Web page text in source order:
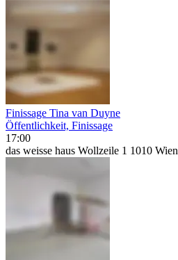
Finissage Tina van Duyne
Öffentlichkeit, Finissage
17:00
das weisse haus Wollzeile 1 1010 Wien